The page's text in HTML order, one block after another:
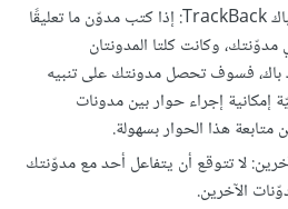
استخدام خاصيّة تراك باك TrackBack: إذا كتب مدوّن ما تعليقًا
وكانت كلتا المدونتان
فسوف تحصل مدونتك على تنبيه
إمكانية إجراء حوار بين مدونات
متابعة هذا الحوار بسهولة.
لا تتوقع أن يتفاعل أحد مع مدوّنتك
الآخرين.